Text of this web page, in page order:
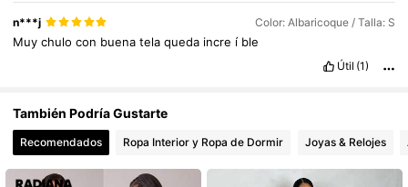
n***j Color: Albaricoque / Talla: S
Muychulocon buenatelaqueda incre í ble
Útil (1)
También Podría Gustarte
Recomendados Ropa Interior y Ropa de Dormir Joyas & Relojes